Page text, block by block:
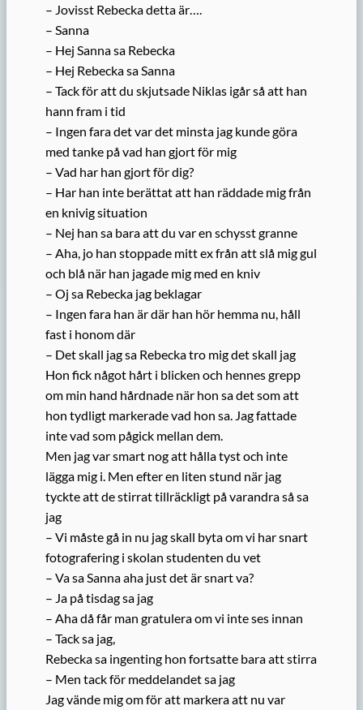
– Jovisst Rebecka detta är….
– Sanna
– Hej Sanna sa Rebecka
– Hej Rebecka sa Sanna
– Tack för att du skjutsade Niklas igår så att han
hann fram i tid
– Ingen fara det var det minsta jag kunde göra
med tanke på vad han gjort för mig
– Vad har han gjort för dig?
– Har han inte berättat att han räddade mig från
en knivig situation
– Nej han sa bara att du var en schysst granne
– Aha, jo han stoppade mitt ex från att slå mig gul
och blå när han jagade mig med en kniv
– Oj sa Rebecka jag beklagar
– Ingen fara han är där han hör hemma nu, håll
fast i honom där
– Det skall jag sa Rebecka tro mig det skall jag
Hon fick något hårt i blicken och hennes grepp
om min hand hårdnade när hon sa det som att
hon tydligt markerade vad hon sa. Jag fattade
inte vad som pågick mellan dem.
Men jag var smart nog att hålla tyst och inte
lägga mig i. Men efter en liten stund när jag
tyckte att de stirrat tillräckligt på varandra så sa
jag
– Vi måste gå in nu jag skall byta om vi har snart
fotografering i skolan studenten du vet
– Va sa Sanna aha just det är snart va?
– Ja på tisdag sa jag
– Aha då får man gratulera om vi inte ses innan
– Tack sa jag,
Rebecka sa ingenting hon fortsatte bara att stirra
– Men tack för meddelandet sa jag
Jag vände mig om för att markera att nu var